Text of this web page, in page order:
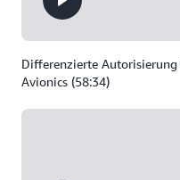
Differenzierte
Avionics (58:34)